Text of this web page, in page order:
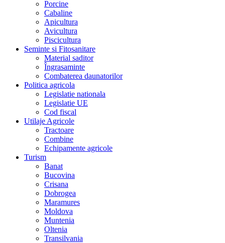
Porcine
Cabaline
Apicultura
Avicultura
Piscicultura
Seminte si Fitosanitare
Material saditor
Îngrasaminte
Combaterea daunatorilor
Politica agricola
Legislatie nationala
Legislatie UE
Cod fiscal
Utilaje Agricole
Tractoare
Combine
Echipamente agricole
Turism
Banat
Bucovina
Crisana
Dobrogea
Maramures
Moldova
Muntenia
Oltenia
Transilvania